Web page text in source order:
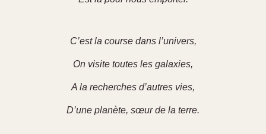
C’est la course dans l’univers,
On visite toutes les galaxies,
A la recherches d’autres vies,
D’une planète, sœur de la terre.